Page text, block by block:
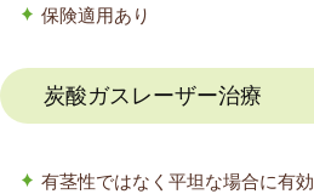
保険適用あり
炭酸ガスレーザー治療
有茎性ではなく平坦な場合に有効